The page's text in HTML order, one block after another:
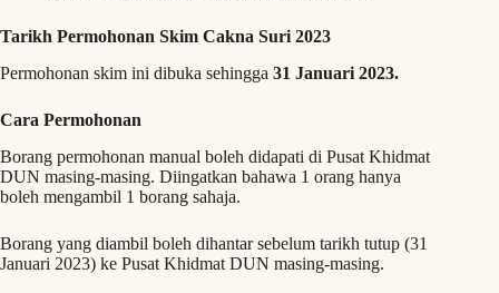
Tarikh Permohonan Skim Cakna Suri 2023
Permohonan skim ini dibuka sehingga 31 Januari 2023.
Cara Permohonan
Borang permohonan manual boleh didapati di Pusat Khidmat
DUN masing-masing. Diingatkan bahawa 1 orang hanya
boleh mengambil 1 borang sahaja.
Borang yang diambil boleh dihantar sebelum tarikh tutup (31
Januari 2023) ke Pusat Khidmat DUN masing-masing.